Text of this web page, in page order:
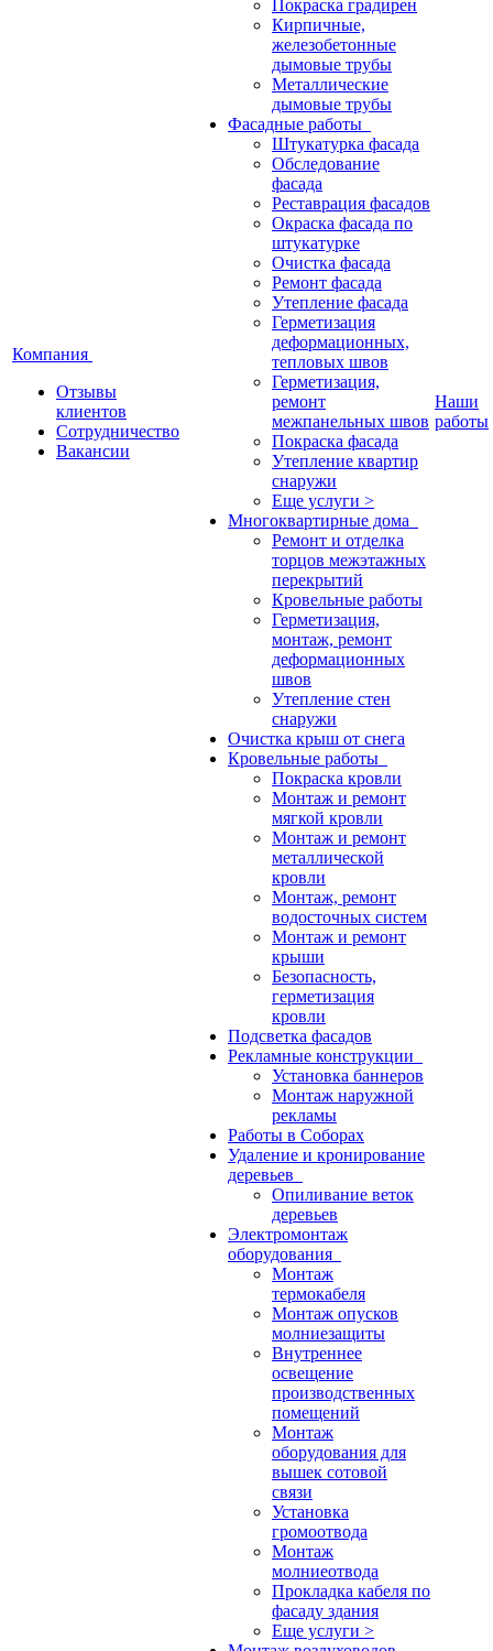
Компания
Отзывы
клиентов
Сотрудничество
Вакансии
Покраска градирен
Кирпичные,
железобетонные
дымовые трубы
Металлические
дымовые трубы
Фасадные работы
Штукатурка фасада
Обследование
фасада
Реставрация фасадов
Окраска фасада по
штукатурке
Очистка фасада
Ремонт фасада
Утепление фасада
Герметизация
деформационных,
тепловых швов
Герметизация,
ремонт
межпанельных швов
Покраска фасада
Утепление квартир
снаружи
Еще услуги >
Многоквартирные дома
Ремонт и отделка
торцов межэтажных
перекрытий
Кровельные работы
Герметизация,
монтаж, ремонт
деформационных
швов
Утепление стен
снаружи
Очистка крыш от снега
Кровельные работы
Покраска кровли
Монтаж и ремонт
мягкой кровли
Монтаж и ремонт
металлической
кровли
Монтаж, ремонт
водосточных систем
Монтаж и ремонт
крыши
Безопасность,
герметизация
кровли
Подсветка фасадов
Рекламные конструкции
Установка баннеров
Монтаж наружной
рекламы
Работы в Соборах
Удаление и кронирование
деревьев
Опиливание веток
деревьев
Электромонтаж
оборудования
Монтаж
термокабеля
Монтаж опусков
молниезащиты
Внутреннее
освещение
производственных
помещений
Монтаж
оборудования для
вышек сотовой
связи
Установка
громоотвода
Монтаж
молниеотвода
Прокладка кабеля по
фасаду здания
Еще услуги >
Наши
работы